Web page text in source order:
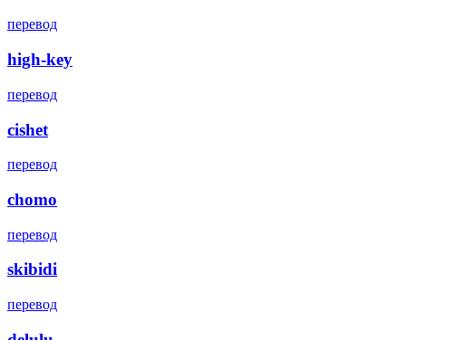
перевод
high-key
перевод
cishet
перевод
chomo
перевод
skibidi
перевод